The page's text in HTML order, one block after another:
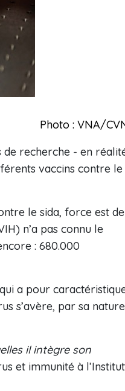
Photo : VNA/
de recherche - en
vaccins contre le
le sida, force est de
n’a pas connu le
: 680.000
a pour
s’avère, par sa
il intègre son
et immunité à l’Institut